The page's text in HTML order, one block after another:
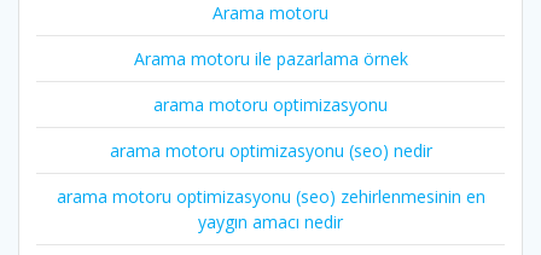
Arama motoru
Arama motoru ile pazarlama örnek
arama motoru optimizasyonu
arama motoru optimizasyonu (seo) nedir
arama motoru optimizasyonu (seo) zehirlenmesinin en
yaygın amacı nedir